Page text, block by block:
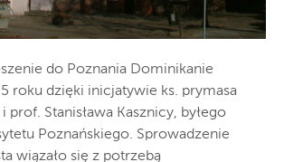
do Poznania Dominikanie
roku dzięki inicjatywie ks. prymasa
prof. Stanisława Kasznicy, byłego
Poznańskiego. Sprowadzenie
wiązało się z potrzebą